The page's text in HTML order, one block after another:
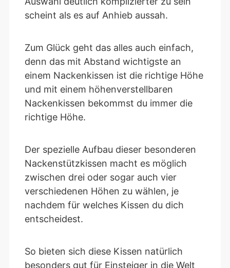
scheint als es auf Anhieb aussah.
Zum Glück geht das alles auch einfach,
denn das mit Abstand wichtigste an
einem Nackenkissen ist die richtige Höhe
und mit einem höhenverstellbaren
Nackenkissen bekommst du immer die
richtige Höhe.
Der spezielle Aufbau dieser besonderen
Nackenstützkissen macht es möglich
zwischen drei oder sogar auch vier
verschiedenen Höhen zu wählen, je
nachdem für welches Kissen du dich
entscheidest.
So bieten sich diese Kissen natürlich
besonders gut für Einsteiger in die Welt